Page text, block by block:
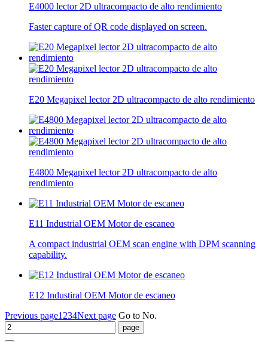
E4000 lector 2D ultracompacto de alto rendimiento
Faster capture of QR code displayed on screen.
E20 Megapixel lector 2D ultracompacto de alto rendimiento
E4800 Megapixel lector 2D ultracompacto de alto
rendimiento
E11 Industrial OEM Motor de escaneo
A compact industrial OEM scan engine with DPM scanning
capability.
E12 Industiral OEM Motor de escaneo
Previous page1 234Next page Go to No.